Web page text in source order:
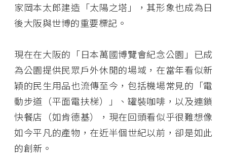
家岡本太郎建造「太陽之塔」，其形象也成為日
後大阪與世博的重要標記。
現在在大阪的「日本萬國博覽會紀念公園」已成
為公園提供民眾戶外休閒的場域，在當年看似新
穎的民生用品也流傳至今，包括機場常見的「電
動步道（平面電扶梯）」、罐裝咖啡，以及連鎖
快餐店（如肯德基），現在回頭看似乎很難想像
如今平凡的產物，在近半個世紀以前，卻是如此
的創新。